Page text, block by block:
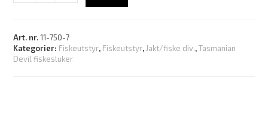
Art. nr.11-750-7
Kategorier: Fiskeutstyr, Fiskeutstyr, Jakt/fiske div.,Tasmanian
Devil fiskesluker